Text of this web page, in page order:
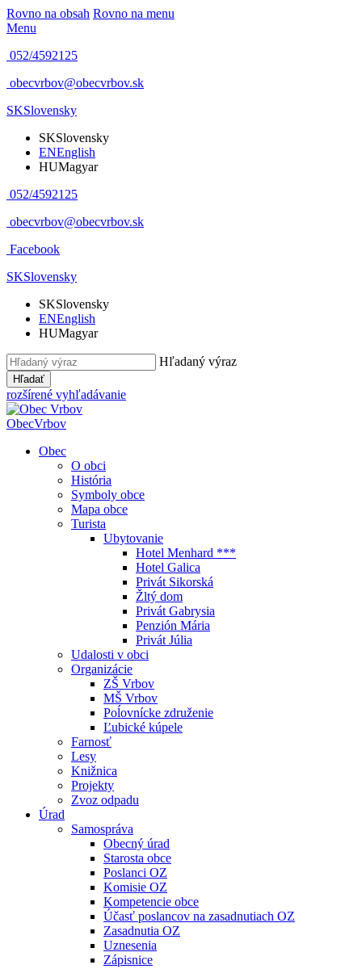
Rovno na obsah Rovno na menu
Menu
052/4592125
obecvrbov@obecvrbov.sk
SKSlovensky
SKSlovensky
ENEnglish
HUMagyar
052/4592125
obecvrbov@obecvrbov.sk
Facebook
SKSlovensky
SKSlovensky
ENEnglish
HUMagyar
Hľadaný výraz
Hľadať
rozšírené vyhľadávanie
ObecVrbov
Obec
O obci
História
Symboly obce
Mapa obce
Turista
Ubytovanie
Hotel Menhard ***
Hotel Galica
Privát Sikorská
Žltý dom
Privát Gabrysia
Penzión Mária
Privát Júlia
Udalosti v obci
Organizácie
ZŠ Vrbov
MŠ Vrbov
Poĺovnícke združenie
Ľubické kúpele
Farnosť
Lesy
Knižnica
Projekty
Zvoz odpadu
Úrad
Samospráva
Obecný úrad
Starosta obce
Poslanci OZ
Komisie OZ
Kompetencie obce
Účasť poslancov na zasadnutiach OZ
Zasadnutia OZ
Uznesenia
Zápisnice